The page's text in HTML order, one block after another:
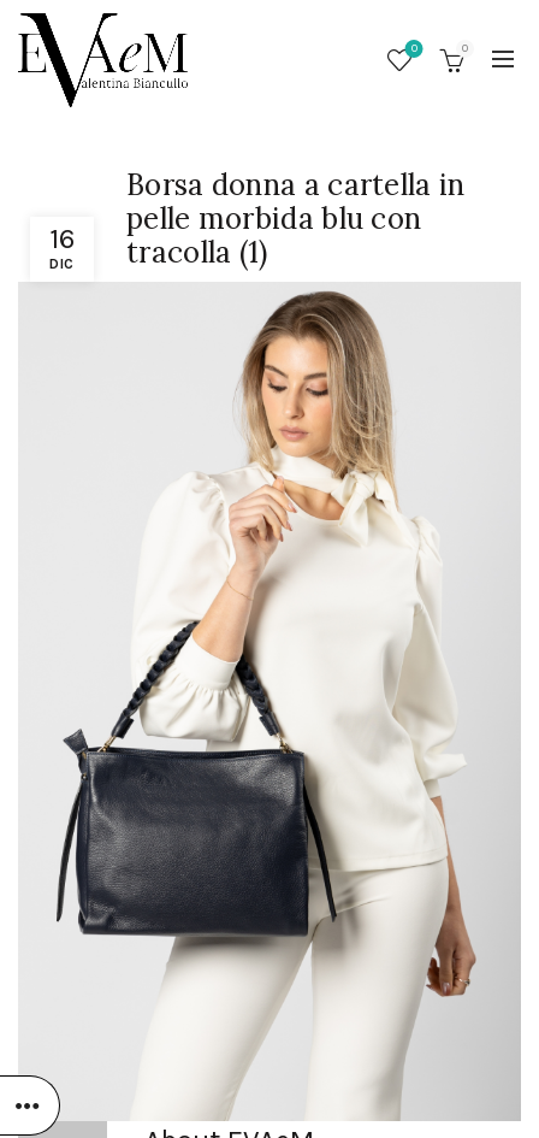
0 0
16
DIC
Borsa donna a cartella in
pelle morbida blu con
tracolla (1)